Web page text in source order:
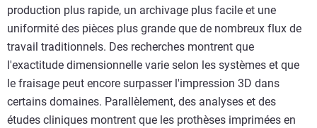
production plus rapide, un archivage plus facile et une
uniformité des pièces plus grande que de nombreux flux de
travail traditionnels. Des recherches montrent que
l'exactitude dimensionnelle varie selon les systèmes et que
le fraisage peut encore surpasser l'impression 3D dans
certains domaines. Parallèlement, des analyses et des
études cliniques montrent que les prothèses imprimées en